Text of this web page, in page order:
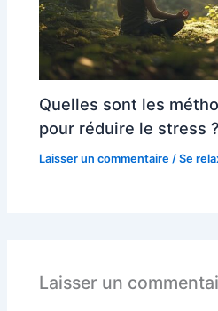
Quelles sont les
pour réduire le stress ?
Laisser un commentaire /Se
Laisser un